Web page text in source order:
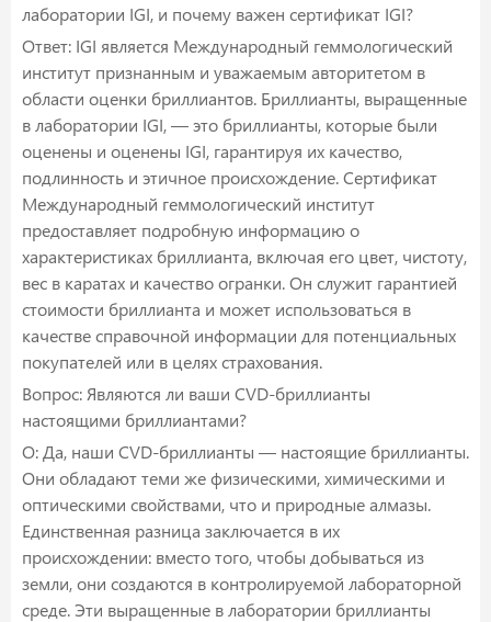
лаборатории IGI, и почему важен сертификат IGI?
Ответ: IGI является Международный геммологический
институт признанным и уважаемым авторитетом в
области оценки бриллиантов. Бриллианты, выращенные
в лаборатории IGI, — это бриллианты, которые были
оценены и оценены IGI, гарантируя их качество,
подлинность и этичное происхождение. Сертификат
Международный геммологический институт
предоставляет подробную информацию о
характеристиках бриллианта, включая его цвет, чистоту,
вес в каратах и ​​качество огранки. Он служит гарантией
стоимости бриллианта и может использоваться в
качестве справочной информации для потенциальных
покупателей или в целях страхования.
Вопрос: Являются ли ваши CVD-бриллианты
настоящими бриллиантами?
О: Да, наши CVD-бриллианты — настоящие бриллианты.
Они обладают теми же физическими, химическими и
оптическими свойствами, что и природные алмазы.
Единственная разница заключается в их
происхождении: вместо того, чтобы добываться из
земли, они создаются в контролируемой лабораторной
среде. Эти выращенные в лаборатории бриллианты